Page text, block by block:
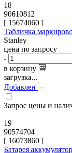
18
90610812
[ 15674060 ]
Табличка
Stanley
цена по запросу
-
в корзину
загрузка...
Добавлен
Запрос цены и
19
90574704
[ 16073860 ]
Батарея